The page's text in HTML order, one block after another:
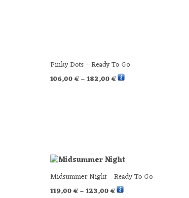
Pinky Dots – Ready To Go
106,00€–182,00€
Midsummer Night – Ready To Go
119,00€–123,00€